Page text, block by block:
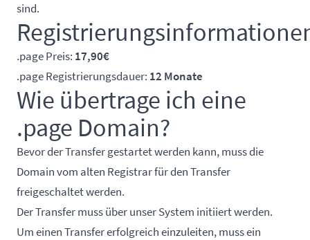
sind.
.page Preis: 17,90€
.page Registrierungsdauer: 12 Monate
Wie übertrage ich eine
.page Domain?
Bevor der Transfer gestartet werden kann, muss die
Domain vom alten Registrar für den Transfer
freigeschaltet werden.
Der Transfer muss über unser System initiiert werden.
Um einen Transfer erfolgreich einzuleiten, muss ein